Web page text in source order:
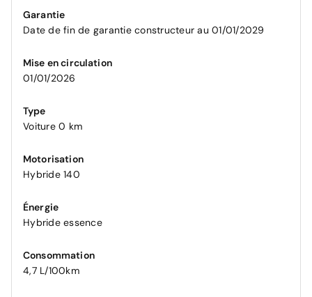
Garantie
Date de fin de garantie constructeur au 01/01/2029
Mise en circulation
01/01/2026
Type
Voiture 0 km
Motorisation
Hybride 140
Énergie
Hybride essence
Consommation
4,7 L/100km